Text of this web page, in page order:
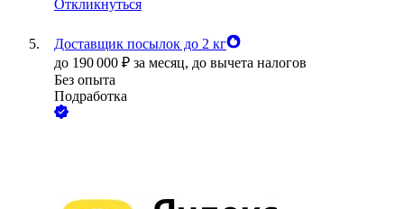
Откликнуться
Доставщик посылок до 2 кг
до 190 000 ₽ за месяц, до вычета налогов
Без опыта
Подработка